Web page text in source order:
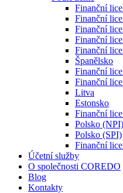
Finanční
Finanční
Finanční
Finanční
Finanční
Španělsko
Finanční
Finanční
Litva
Estonsko
Finanční
Polsko (NPI)
Polsko (SPI)
Finanční
Účetní služby
O společnosti COREDO
Blog
Kontakty